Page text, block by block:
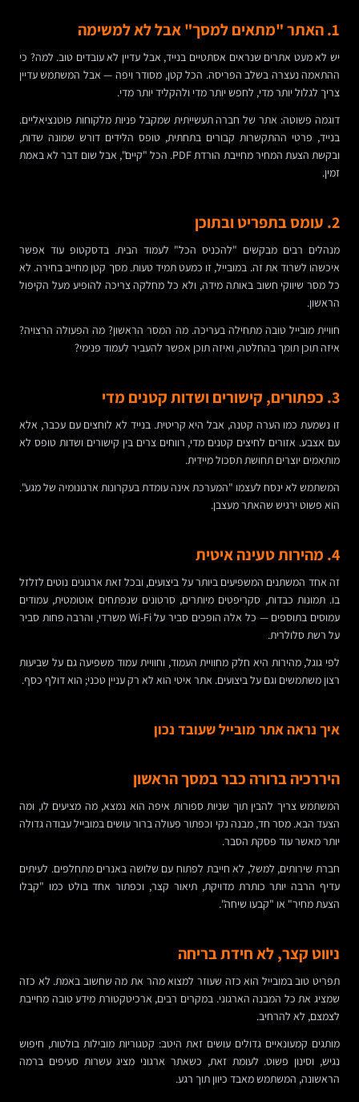
1. האתר "מתאים למסך" אבל לא למשימה
יש לא מעט אתרים שנראים אסתטיים בנייד, אבל עדיין לא עובדים טוב. למה? כי
ההתאמה נעצרה בשלב הפריסה. הכל קטן, מסודר ויפה — אבל המשתמש עדיין
צריך לגלול יותר מדי, לחפש יותר מדי ולהקליד יותר מדי.
דוגמה פשוטה: אתר של חברה תעשייתית שמקבל פניות מלקוחות פוטנציאליים.
בנייד, פרטי ההתקשרות קבורים בתחתית, טופס הלידים דורש שמונה שדות,
ובקשת הצעת המחיר מחייבת הורדת PDF. הכל "קיים", אבל שום דבר לא באמת
זמין.
2. עומס בתפריט ובתוכן
מנהלים רבים מבקשים "להכניס הכל" לעמוד הבית. בדסקטופ עוד אפשר
איכשהו לשרוד את זה. במובייל, זו כמעט תמיד טעות. מסך קטן מחייב בחירה. לא
כל מסר שיווקי חשוב באותה מידה, ולא כל מחלקה צריכה להופיע מעל הקיפול
הראשון.
חוויית מובייל טובה מתחילה בעריכה. מה המסר הראשון? מה הפעולה הרצויה?
איזה תוכן תומך בהחלטה, ואיזה תוכן אפשר להעביר לעמוד פנימי?
3. כפתורים, קישורים ושדות קטנים מדי
זו נשמעת כמו הערה קטנה, אבל היא קריטית. בנייד לא לוחצים עם עכבר, אלא
עם אצבע. אזורים לחיצים קטנים מדי, רווחים צרים בין קישורים ושדות טופס לא
מותאמים יוצרים תחושת תסכול מיידית.
המשתמש לא ינסח לעצמו "המערכת אינה עומדת בעקרונות ארגונומיה של מגע".
הוא פשוט ירגיש שהאתר מעצבן.
4. מהירות טעינה איטית
זה אחד המשתנים המשפיעים ביותר על ביצועים, ובכל זאת ארגונים נוטים לזלזל
בו. תמונות כבדות, סקריפטים מיותרים, סרטונים שנפתחים אוטומטית, עמודים
עמוסים בתוספים — כל אלה הופכים סביר על Wi-Fi משרדי, והרבה פחות סביר
על רשת סלולרית.
לפי גוגל, מהירות היא חלק מחוויית העמוד, וחוויית עמוד משפיעה גם על שביעות
רצון משתמשים וגם על ביצועים. אתר איטי הוא לא רק עניין טכני; הוא דולף כסף.
איך נראה אתר מובייל שעובד נכון
היררכיה ברורה כבר במסך הראשון
המשתמש צריך להבין תוך שניות ספורות איפה הוא נמצא, מה מציעים לו, ומה
הצעד הבא. מסר חד, מבנה נקי וכפתור פעולה ברור עושים במובייל עבודה גדולה
יותר מאשר עוד פסקת הסבר.
חברת שירותים, למשל, לא חייבת לפתוח עם שלושה באנרים מתחלפים. לעיתים
עדיף הרבה יותר כותרת מדויקת, תיאור קצר, וכפתור אחד בולט כמו "קבלו
הצעת מחיר" או "קבעו שיחה".
ניווט קצר, לא חידת בריחה
תפריט טוב במובייל הוא כזה שעוזר למצוא מהר את מה שחשוב באמת. לא כזה
שמציג את כל המבנה הארגוני. במקרים רבים, ארכיטקטורת מידע טובה מחייבת
לצמצם, לא להרחיב.
מותגים קמעונאיים גדולים עושים זאת היטב: קטגוריות מובילות בולטות, חיפוש
נגיש, וסינון פשוט. לעומת זאת, כשאתר ארגוני מציג עשרות סעיפים ברמה
הראשונה, המשתמש מאבד כיוון תוך רגע.